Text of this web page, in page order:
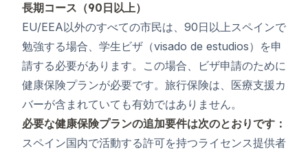
長期コース（90日以上）
EU/EEA以外のすべての市民は、90日以上スペインで
勉強する場合、学生ビザ（visado de estudios）を申
請する必要があります。この場合、ビザ申請のために
健康保険プランが必要です。旅行保険は、医療支援カ
バーが含まれていても有効ではありません。
必要な健康保険プランの追加要件は次のとおりです：
スペイン国内で活動する許可を持つライセンス提供者